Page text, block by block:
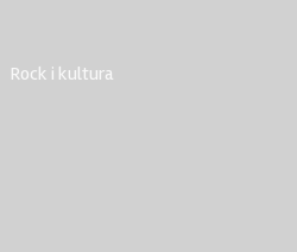
Rock i kultura